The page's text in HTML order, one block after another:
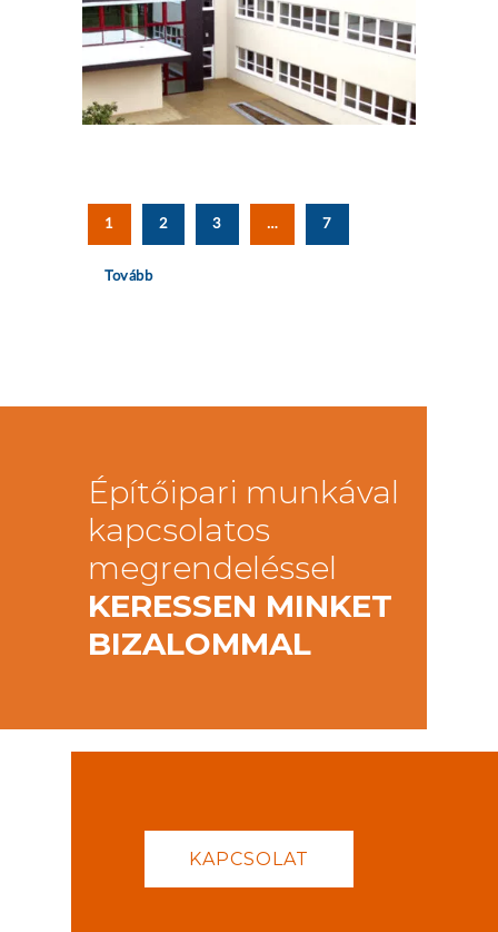
1 2 3 … 7
Tovább
Építőipari munkával
kapcsolatos
megrendeléssel
KERESSEN MINKET
BIZALOMMAL
KAPCSOLAT